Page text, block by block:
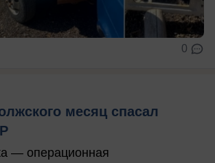
0
месяц спасал
— операционная